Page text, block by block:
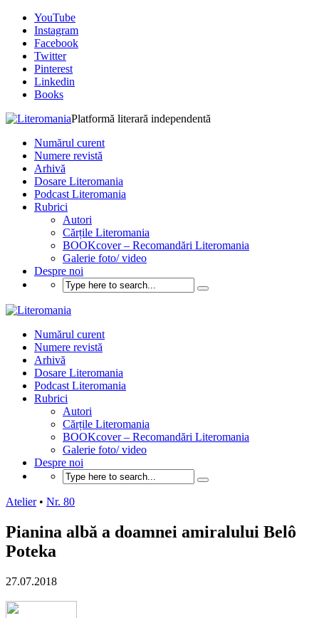
YouTube
Instagram
Facebook
Twitter
Pinterest
Linkedin
Books
Platformă literară independentă
Numărul curent
Numere revistă
Arhivă
Dosare Literomania
Podcast Literomania
Rubrici
Autori
Cărțile Literomania
BOOKcover – Recomandări Literomania
Galerie foto/ video
Despre noi
Numărul curent
Numere revistă
Arhivă
Dosare Literomania
Podcast Literomania
Rubrici
Autori
Cărțile Literomania
BOOKcover – Recomandări Literomania
Galerie foto/ video
Despre noi
Atelier • Nr. 80
Pianina albă a doamnei amiralului Belô
Poteka
27.07.2018